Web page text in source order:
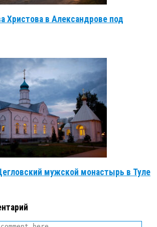
Христова в Александрове под
мужской монастырь в Туле